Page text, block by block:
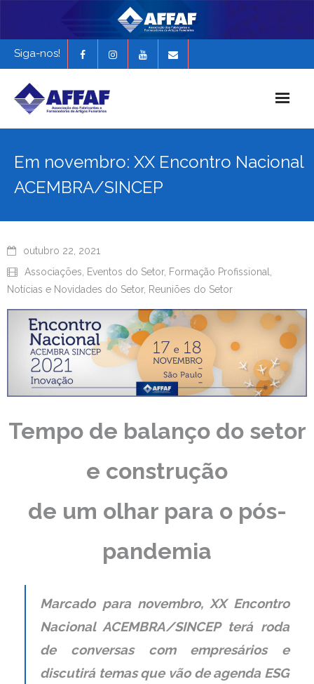
Siga-nos!
EXPONAF 2027
Em novembro: XX Encontro Nacional
ACEMBRA/SINCEP
outubro 22, 2021
Associações
Eventos do Setor, Formação Profissional
Notícias e Novidades do Setor, Reuniões do Setor
Tempo de balanço do setor
e construção
de um olhar para o pós-
pandemia
Marcado para novembro, XX Encontro
Nacional ACEMBRA/SINCEP terá roda
de conversas com empresários e
discutirá temas que vão de agenda ESG